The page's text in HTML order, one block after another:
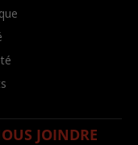
JOINDRE